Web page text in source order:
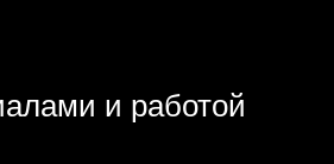
и работой